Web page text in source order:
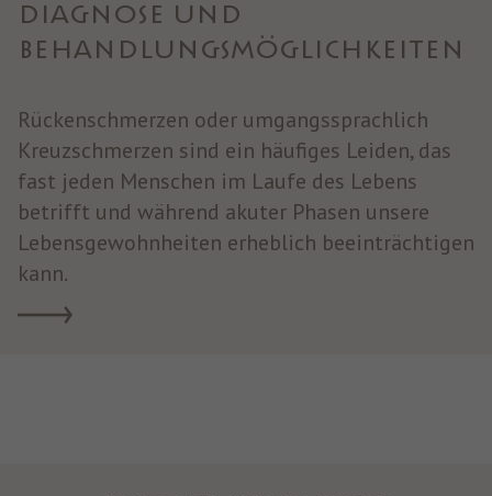
DIAGNOSE UND
BEHANDLUNGSMÖGLICHKEITEN
Rückenschmerzen oder umgangssprachlich
Kreuzschmerzen sind ein häufiges Leiden, das
fast jeden Menschen im Laufe des Lebens
betrifft und während akuter Phasen unsere
Lebensgewohnheiten erheblich beeinträchtigen
kann.